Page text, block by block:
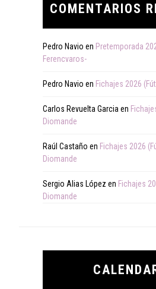
COMENTARIOS
Pedro Navio en Pretemporada
Ferencvaros-
Pedro Navio en Fichajes 2026
Carlos Revuelta Garcia en
Diomande
Raúl Castaño en Fichajes 2026
Diomande
Sergio Alias López en Fichajes
Diomande